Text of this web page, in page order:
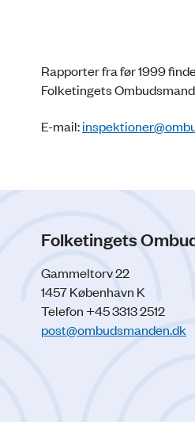
Rapporter fra før 1999
Folketingets
E-mail:
Folketingets
Gammeltorv 22
1457 København K
Telefon +45 3313 2512
post@ombudsmanden.dk